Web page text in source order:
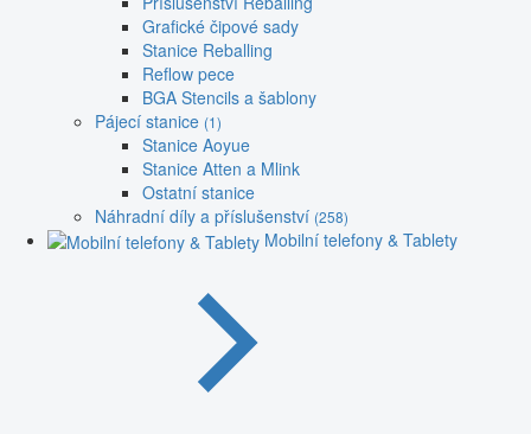
Grafické čipové sady
Stanice Reballing
Reflow pece
BGA Stencils a šablony
Pájecí stanice (1)
Stanice Aoyue
Stanice Atten a Mlink
Ostatní stanice
Náhradní díly a příslušenství (258)
Mobilní telefony & Tablety